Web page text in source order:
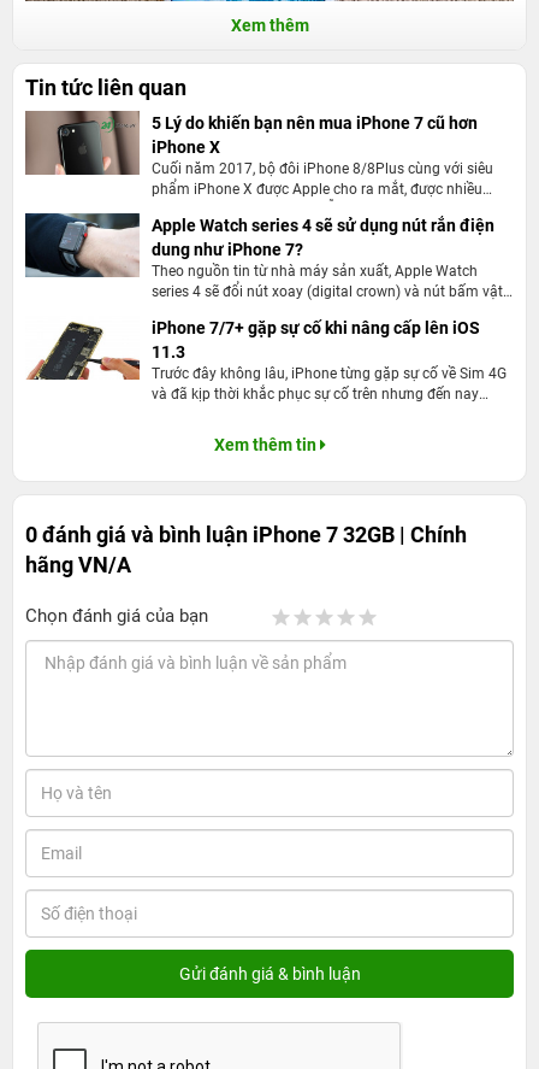
Máy zin mới 100%, nguyên seal, tem nhãn bảo vệ theo tiêu chuẩn
của Apple. Là phiên bản quốc tế, cắm sim dùng ngay, nghĩa là bạn
không phải dùng sim ghép và tránh được nỗi lo máy mắc các
bệnh vặt như lỗi danh bạ, *101#... như trên bản Lock.
24hStore?
Bạn sẽ được hưởng quyền lợi đầy đủ và ở mức cao nhất khi mua
ở 24hStore. Không chỉ được cam kết đảm bảo về
Chính sách bảo hành iPhone 7 32GB độc quyền tại
24hStore
+ Mua smartphone
tháng 1 đổi 1. Kể từ ngày 17/12/2016, 24hStore chính thức áp
dụng chính sách bảo hành 18 tháng 1 đổi 1 cho tất cả khách
hàng khi muaiPhone 7.
Cụ thể, khi mua iPhone 7 kèm gói bảo hành VIP, khách hàng sẽ
Xem thêm
Tin tức liên quan
5 Lý do khiến bạn nên mua iPhone 7 cũ hơn
iPhone X
Cuối năm 2017, bộ đôi iPhone 8/8Plus cùng với siêu
phẩm iPhone X được Apple cho ra mắt, được nhiều
nhưng xét trên nhiều khía cạnh thì tại thời điểm này
iPhone 7 cũ đang đáng mua hơn bao giờ hết. Dưới đây
là 5 lý do khiến bạn nên mua iPhone 7 cũ hơn iPhone
X.
Apple Watch series 4 sẽ sử dụng nút rắn điện
dung như iPhone 7?
Theo nguồn tin từ nhà máy sản xuất, Apple Watch
series 4 sẽ đổi nút xoay (digital crown) và nút bấm vật
iPhone 7 trở đi, tức chuyển sang nút rắn điện dung.
iPhone 7/7+ gặp sự cố khi nâng cấp lên iOS
11.3
Trước đây không lâu, iPhone từng gặp sự cố về Sim 4G
và đã kịp thời khắc phục sự cố trên nhưng đến nay
hệ điều hành iOS 11.3
Xem thêm tin
0 đánh giá và bình luận iPhone 7 32GB | Chính
hãng VN/A
Chọn đánh giá của bạn